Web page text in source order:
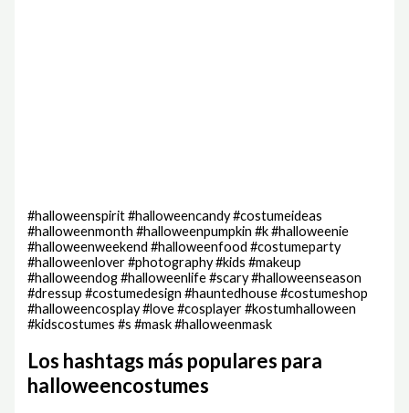
#halloweenspirit #halloweencandy #costumeideas
#halloweenmonth #halloweenpumpkin #k #halloweenie
#halloweenweekend #halloweenfood #costumeparty
#halloweenlover #photography #kids #makeup
#halloweendog #halloweenlife #scary #halloweenseason
#dressup #costumedesign #hauntedhouse #costumeshop
#halloweencosplay #love #cosplayer #kostumhalloween
#kidscostumes #s #mask #halloweenmask
Los hashtags más populares para
halloweencostumes